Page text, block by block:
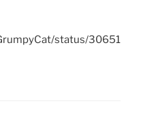
status/30651